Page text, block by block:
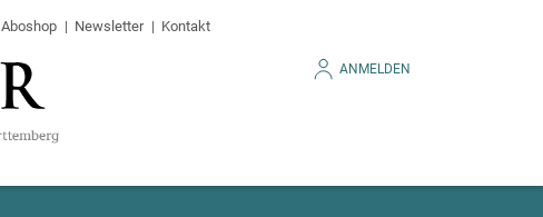
Aboshop Newsletter Kontakt
ANMELDEN